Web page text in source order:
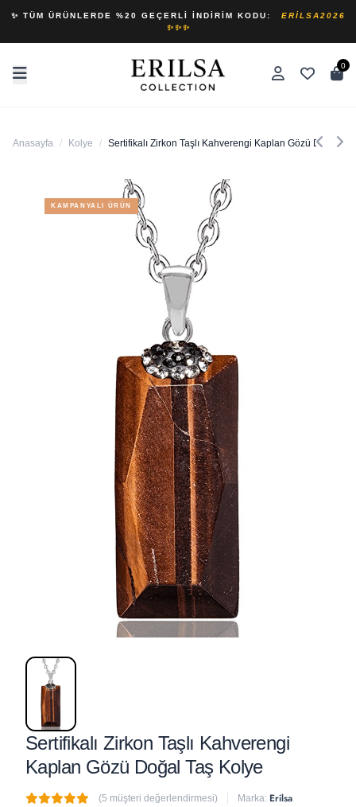
✨ TÜM ÜRÜNLERDE %20 GEÇERLI İNDIRIM KODU:
ERILSA2026
✨✨✨
0
Anasayfa / Kolye / Sertifikalı Zirkon Taşlı Kahverengi Kaplan Gözü Doğal
KAMPANYALI ÜRÜN
Sertifikalı Zirkon Taşlı Kahverengi
Kaplan Gözü Doğal Taş Kolye
(5 müşteri değerlendirmesi) Marka: Erilsa